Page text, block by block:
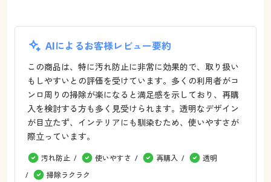
AIによるお客様レビュー要約
この商品は、特に汚れ防止に非常に効果的で、取り扱い
もしやすいとの評価を受けています。多くの利用者がコ
ンロ周りの掃除が楽になると満足感を示しており、再購
入を検討する方も多く見受けられます。透明なデザイン
が目立たず、インテリアにも馴染むため、使いやすさが
際立っています。
汚れ防止 使いやすさ 再購入
透明
掃除ラクラク